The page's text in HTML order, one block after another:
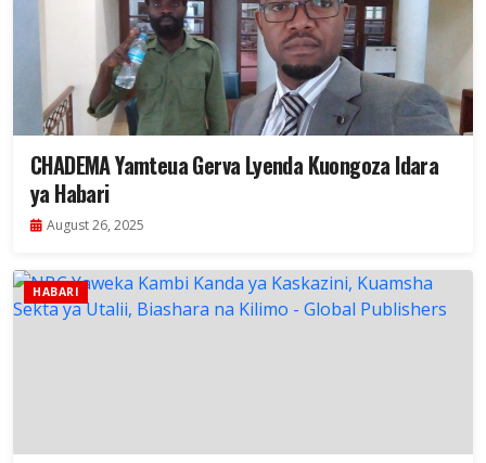
CHADEMA Yamteua Gerva Lyenda Kuongoza Idara
ya Habari
August 26, 2025
HABARI